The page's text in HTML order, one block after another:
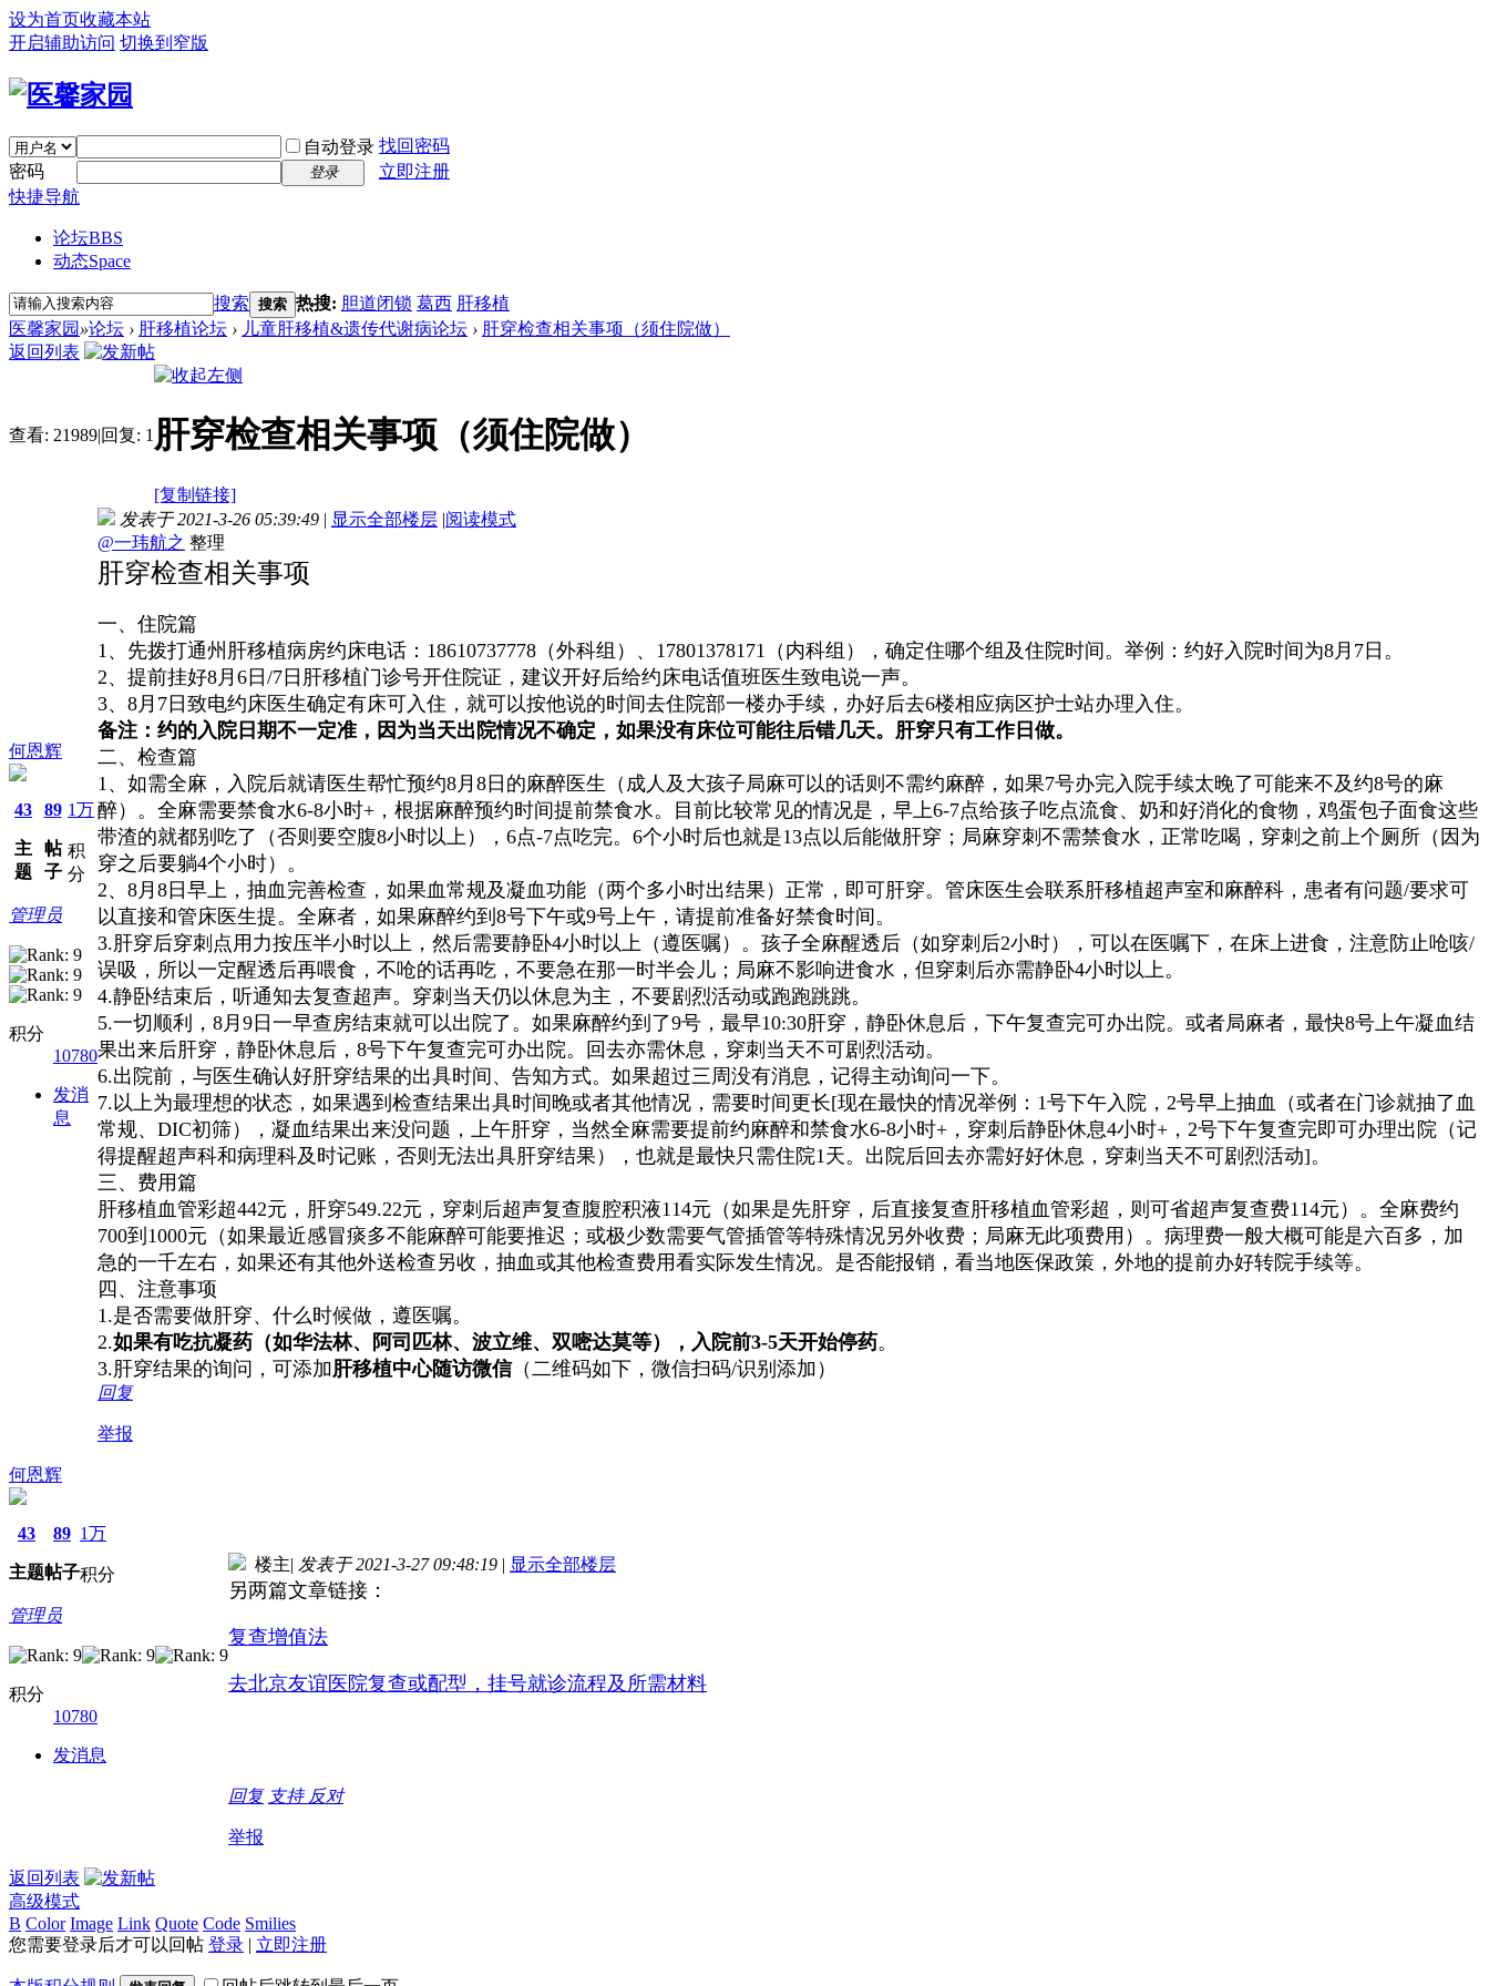
设为首页收藏本站
开启辅助访问 切换到窄版
自动登录 找回密码
密码
登录
立即注册
快捷导航
论坛BBS
动态Space
搜索 搜索 热搜: 胆道闭锁 葛西 肝移植
医馨家园 »论坛 › 肝移植论坛 › 儿童肝移植&遗传代谢病论坛 › 肝穿检查相关事项（须住院做）
返回列表
查看: 21989|回复: 1 肝穿检查相关事项（须住院做）
[复制链接]
何恩辉
43
主
题
89
帖
子
1万
积
分
管理员
积分
10780
发消
息
发表于 2021-3-26 05:39:49 | 显示全部楼层 |阅读模式
@一玮航之 整理
肝穿检查相关事项
一、住院篇
1、先拨打通州肝移植病房约床电话：18610737778（外科组）、17801378171（内科组），确定住哪个组及住院时间。举例：约好入院时间为8月7日。
2、提前挂好8月6日/7日肝移植门诊号开住院证，建议开好后给约床电话值班医生致电说一声。
3、8月7日致电约床医生确定有床可入住， 就可以按他说的时间去住院部一楼办手续，办好后去6楼相应病区护士站办理入住。
备注： 约的入院日期不一定准，因为当天出院情况不确定，如果没有床位可能往后错几天。肝穿只有工作日做。
二、检查篇
1、如需全麻，入院后就请医生帮忙预约8月8日的麻醉医生（成人及大孩子局麻可以的话则不需约麻醉，如果7号办完入院手续太晚了可能来不及约8号的麻
醉）。全麻需要禁食水6-8小时+，根据麻醉预约时间提前禁食水。目前比较常见的情况是， 早上6-7点给孩子吃点流食、奶和好消化的食物，鸡蛋包子面食这些
带渣的就都别吃了（否则要空腹8小时以上）
，6点-7点吃完。 6个小时后也就是13点以后能做肝穿；局麻穿刺不需禁食水，正常吃喝，穿刺之前上个厕所（因为
穿之后要躺4个小时）。
2、8月8日早上，抽血完善检查，如果血常规及凝血功能（两个多小时出结果 ）正常，即可肝穿。管床医生会联系肝移植超声室和麻醉科，患者有问题/要求可
以直接和管床医生提。全麻者，如果麻醉约到8号下午或9号上午，请提前准备好禁食时间。
3.肝穿后穿刺点用力按压半小时以上，然后需要静卧4小时以上 （遵医嘱）。孩子全麻醒透后（如穿刺后2小时），可以在医嘱下，在床上进食，注意防止呛咳/
误吸，所以一定醒透后再喂食，不呛的话再吃，不要急在那一时半会儿；局麻不影响进食水，但穿刺后亦需静卧4小时以上。
4.静卧结束后，听通知去复查超声。穿刺当天仍以休息为主，不要剧烈活动或跑跑跳跳。
5.一切顺利，8月9日一早查房结束就可以出院了 。如果麻醉约到了9号，最早10:30肝穿，静卧休息后，下午复查完可办出院。或者局麻者，最快8号上午凝血结
果出来后肝穿， 静卧休息后，8号下午复查完可办出院。回去亦需休息，穿刺当天不可剧烈活动。
6.出院前，与医生确认好肝穿结果的出具时间、告知方式。如果超过三周没有消息，记得主动询问一下。
7.以上为最理想的状态，如果遇到检查结果出具时间晚或者其他情况，需要时间更长[现在最快的情况举例：1号下午入院，2号早上抽血（或者在门诊就抽了血
常规、DIC初筛），凝血结果出来没问题，上午肝穿，当然全麻需要提前约麻醉和禁食水6-8小时+，穿刺后静卧休息4小时+，2号下午复查完即可办理出院（记
得提醒超声科和病理科及时记账，否则无法出具肝穿结果），也就是最快只需住院1天。出院后回去亦需好好休息，穿刺当天不可剧烈活动]。
三、费用篇
肝移植血管彩超442元，肝穿549.22元，穿刺后超声复查腹腔积液114元（如果是先肝穿，后直接复查肝移植血管彩超，则可省超声复查费114元）。全麻费约
700到1000元（如果最近感冒痰多不能麻醉可能要推迟；或极少数需要气管插管等特殊情况另外收费；局麻无此项费用）。病理费一般大概可能是六百多，加
急的一千左右，如果还有其他外送检查另收，抽血或其他检查费用看实际发生情况。是否能报销，看当地医保政策，外地的提前办好转院手续等。
四、注意事项
1.是否需要做肝穿、什么时候做，遵医嘱。
2.如果有吃抗凝药（如华法林、阿司匹林、波立维、双嘧达莫等），入院前3-5天开始停药。
3.肝穿结果的询问，可添加肝移植中心随访微信（二维码如下，微信扫码/识别添加）
回复
举报
何恩辉
43
主题
89
帖子
1万
积分
管理员
积分
10780
发消息
楼主| 发表于 2021-3-27 09:48:19 | 显示全部楼层
另两篇文章链接：
复查增值法
去北京友谊医院复查或配型，挂号就诊流程及所需材料
回复 支持 反对
举报
返回列表
高级模式
B Color Image Link Quote Code Smilies
您需要登录后才可以回帖 登录 | 立即注册